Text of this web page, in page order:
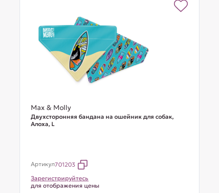
Max & Molly
Двухсторонняя бандана на ошейник для собак,
Алоха, L
Артикул701203
Зарегистрируйтесь
для отображения цены